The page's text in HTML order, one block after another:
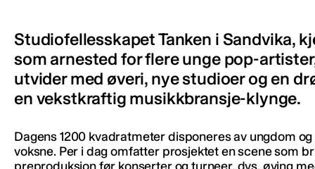
Studiofellesskapet Tanken i Sandvika,
som arnested for flere unge pop-
utvider med øveri, nye studioer og en
en vekstkraftig musikkbransje-klynge.
Dagens 1200 kvadratmeter disponeres av ungdom og
voksne. Per i dag omfatter prosjektet en scene som